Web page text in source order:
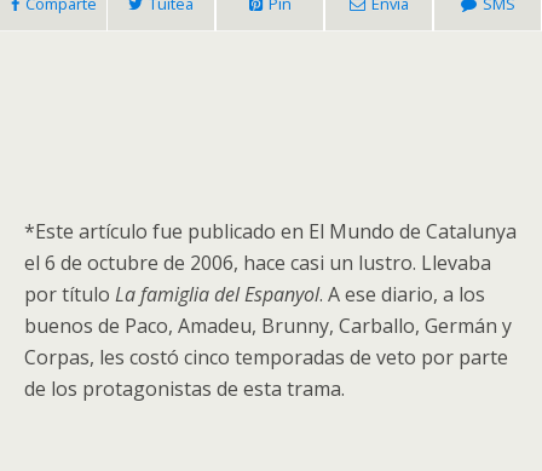
*Este artículo fue publicado en El Mundo de Catalunya
el 6 de octubre de 2006, hace casi un lustro. Llevaba
por título La famiglia del Espanyol. A ese diario, a los
buenos de Paco, Amadeu, Brunny, Carballo, Germán y
Corpas, les costó cinco temporadas de veto por parte
de los protagonistas de esta trama.